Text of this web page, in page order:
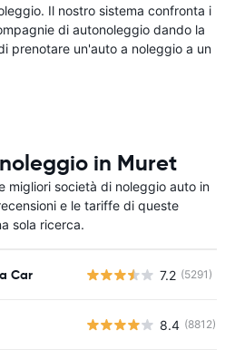
Il nostro sistema confronta i
di autonoleggio dando la
prenotare un'auto a noleggio a un
in Muret
migliori società di noleggio auto in
e le tariffe di queste
sola ricerca.
Car 7.2 (5291)
8.4 (8812)